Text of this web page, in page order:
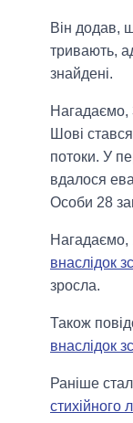
Він додав,
тривають,
знайдені.
Нагадаємо,
Шові
потоки. У
вдалося
Особи 28
Нагадаємо,
внаслідок
зросла.
Також
внаслідок
Раніше
стихійного